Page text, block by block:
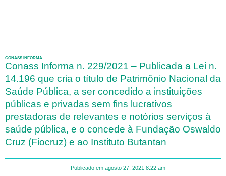
CONASS INFORMA
Conass Informa n. 229/2021 – Publicada a Lei n.
14.196 que cria o título de Patrimônio Nacional da
Saúde Pública, a ser concedido a instituições
públicas e privadas sem fins lucrativos
prestadoras de relevantes e notórios serviços à
saúde pública, e o concede à Fundação Oswaldo
Cruz (Fiocruz) e ao Instituto Butantan
Publicado em agosto 27, 2021 8:22 am